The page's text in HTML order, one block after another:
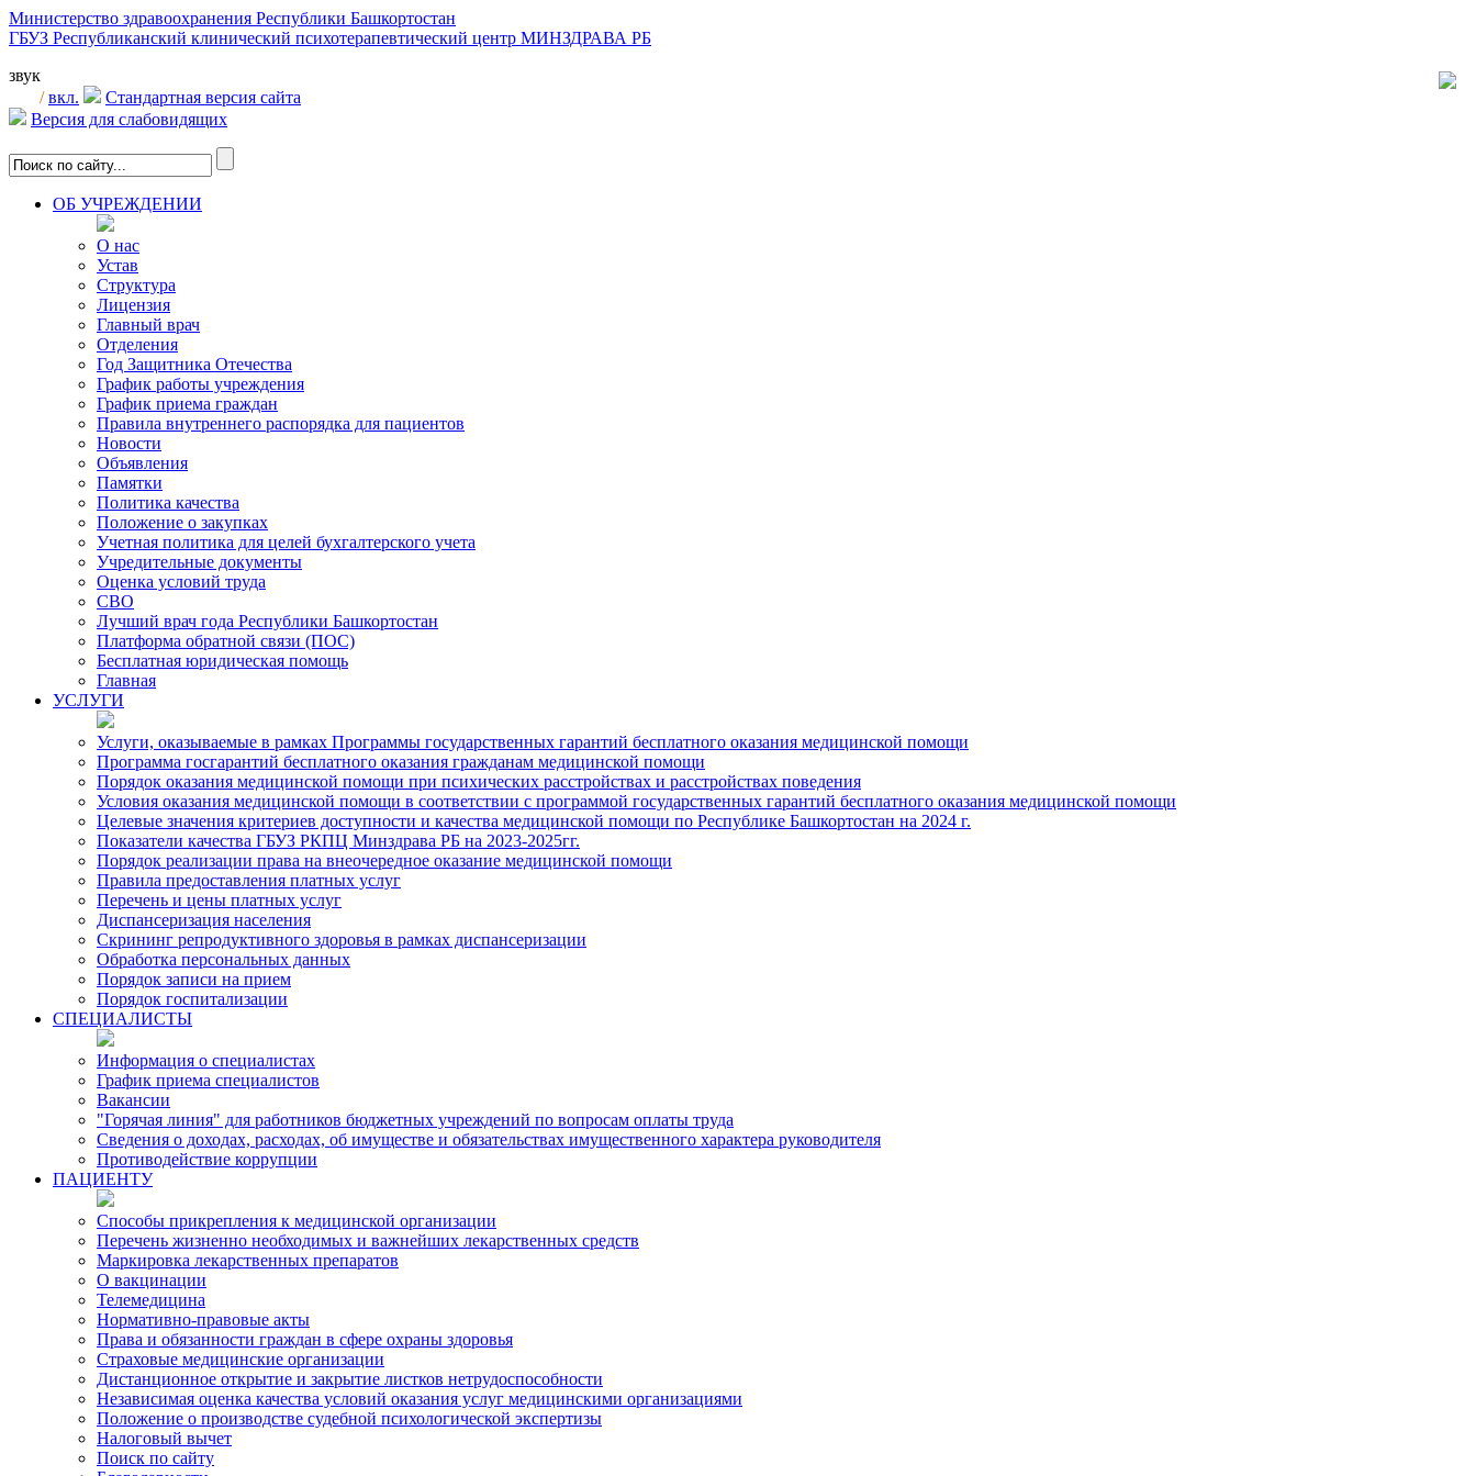
Министерство здравоохранения Республики Башкортостан
ГБУЗ Республиканский клинический психотерапевтический центр МИНЗДРАВА РБ
звук
/ вкл.
Стандартная версия сайта
Версия для слабовидящих
ОБ УЧРЕЖДЕНИИ
О нас
Устав
Структура
Лицензия
Главный врач
Отделения
Год Защитника Отечества
График работы учреждения
График приема граждан
Правила внутреннего распорядка для пациентов
Новости
Объявления
Памятки
Политика качества
Положение о закупках
Учетная политика для целей бухгалтерского учета
Учредительные документы
Оценка условий труда
СВО
Лучший врач года Республики Башкортостан
Платформа обратной связи (ПОС)
Бесплатная юридическая помощь
Главная
УСЛУГИ
Услуги, оказываемые в рамках Программы государственных гарантий бесплатного оказания медицинской помощи
Программа госгарантий бесплатного оказания гражданам медицинской помощи
Порядок оказания медицинской помощи при психических расстройствах и расстройствах поведения
Условия оказания медицинской помощи в соответствии с программой государственных гарантий бесплатного оказания медицинской помощи
Целевые значения критериев доступности и качества медицинской помощи по Республике Башкортостан на 2024 г.
Показатели качества ГБУЗ РКПЦ Минздрава РБ на 2023-2025гг.
Порядок реализации права на внеочередное оказание медицинской помощи
Правила предоставления платных услуг
Перечень и цены платных услуг
Диспансеризация населения
Скрининг репродуктивного здоровья в рамках диспансеризации
Обработка персональных данных
Порядок записи на прием
Порядок госпитализации
СПЕЦИАЛИСТЫ
Информация о специалистах
График приема специалистов
Вакансии
"Горячая линия" для работников бюджетных учреждений по вопросам оплаты труда
Сведения о доходах, расходах, об имуществе и обязательствах имущественного характера руководителя
Противодействие коррупции
ПАЦИЕНТУ
Способы прикрепления к медицинской организации
Перечень жизненно необходимых и важнейших лекарственных средств
Маркировка лекарственных препаратов
О вакцинации
Телемедицина
Нормативно-правовые акты
Права и обязанности граждан в сфере охраны здоровья
Страховые медицинские организации
Дистанционное открытие и закрытие листков нетрудоспособности
Независимая оценка качества условий оказания услуг медицинскими организациями
Положение о производстве судебной психологической экспертизы
Налоговый вычет
Поиск по сайту